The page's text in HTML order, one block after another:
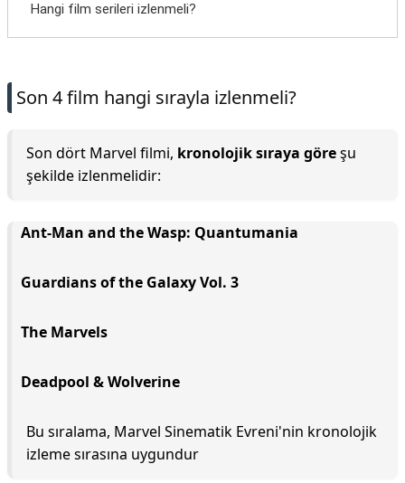
Hangi film serileri izlenmeli?
Son 4 film hangi sırayla izlenmeli?
Son dört Marvel filmi, kronolojik sıraya göreşu
şekilde izlenmelidir:
Ant-Man and the Wasp: Quantumania
Guardians of the Galaxy Vol. 3
The Marvels
Deadpool & Wolverine
Bu sıralama, Marvel Sinematik Evreni'nin kronolojik
izleme sırasına uygundur